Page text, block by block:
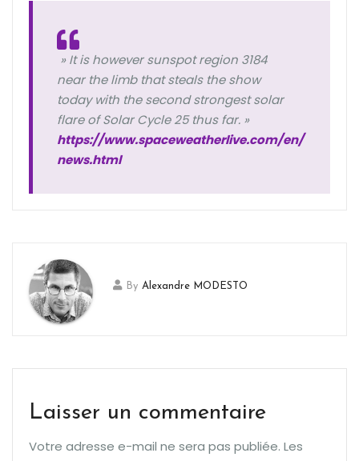
» It is however sunspot region 3184
near the limb that steals the show
today with the second strongest solar
flare of Solar Cycle 25 thus far. »
https://www.spaceweatherlive.com/en/
news.html
By Alexandre MODESTO
Laisser un commentaire
Votre adresse e-mail ne sera pas publiée. Les